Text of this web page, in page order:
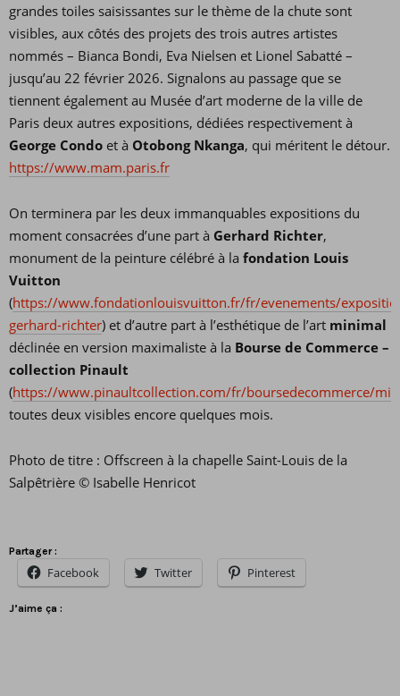
grandes toiles saisissantes sur le thème de la chute sont
visibles, aux côtés des projets des trois autres artistes
nommés – Bianca Bondi, Eva Nielsen et Lionel Sabatté –
jusqu’au 22 février 2026. Signalons au passage que se
tiennent également au Musée d’art moderne de la ville de
Paris deux autres expositions, dédiées respectivement à
George Condo et à Otobong Nkanga, qui méritent le détour.
https://www.mam.paris.fr
On terminera par les deux immanquables expositions du
moment consacrées d’une part à Gerhard Richter,
monument de la peinture célébré à la fondation Louis
Vuitton
(https://www.fondationlouisvuitton.fr/fr/evenements/
gerhard-richter) et d’autre part à l’esthétique de l’art minimal
déclinée en version maximaliste à la Bourse de Commerce –
collection Pinault
(https://www.pinaultcollection.com/fr/boursedecommerce/
toutes deux visibles encore quelques mois.
Photo de titre : Offscreen à la chapelle Saint-Louis de la
Salpêtrière © Isabelle Henricot
Partager :
Facebook Twitter Pinterest
J’aime ça :